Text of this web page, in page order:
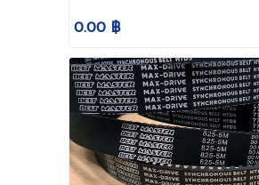
0.00 ฿